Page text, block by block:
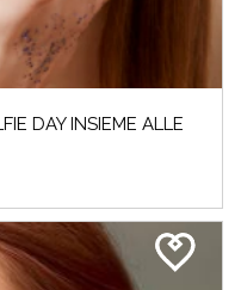
DAY INSIEME ALLE